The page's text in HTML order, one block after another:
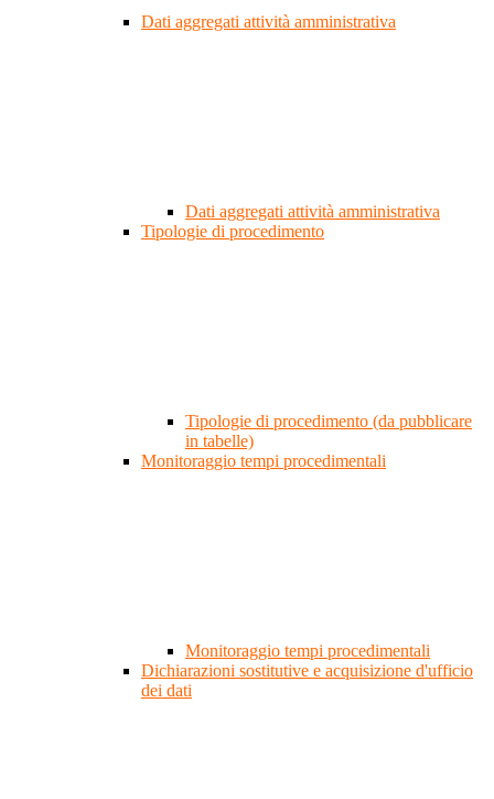
Dati aggregati attività amministrativa
Dati aggregati attività amministrativa
Tipologie di procedimento
Tipologie di procedimento (da pubblicare
in tabelle)
Monitoraggio tempi procedimentali
Monitoraggio tempi procedimentali
Dichiarazioni sostitutive e acquisizione d'ufficio
dei dati